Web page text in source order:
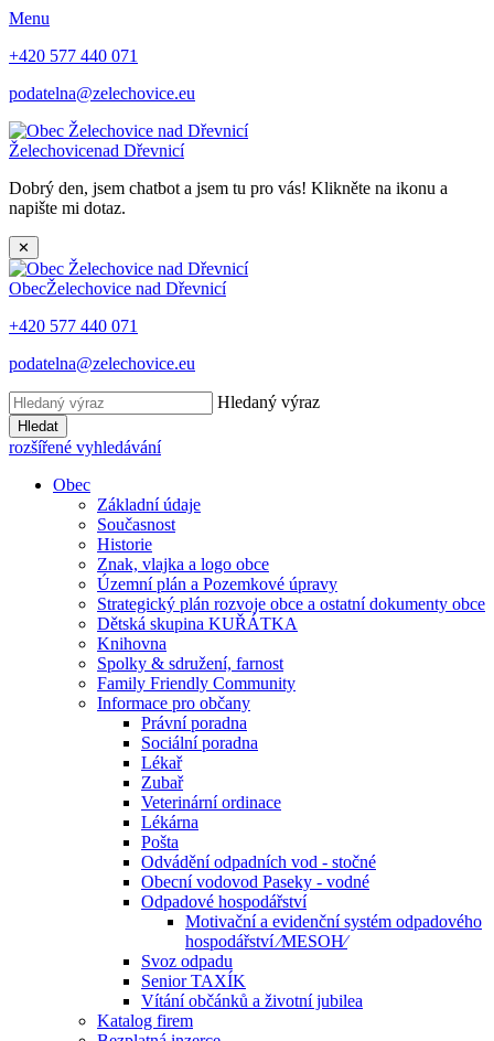
Menu
+420 577 440 071
podatelna@zelechovice.eu
Želechovicenad Dřevnicí
Dobrý den, jsem chatbot a jsem tu pro vás! Klikněte na ikonu a
napište mi dotaz.
✕
ObecŽelechovice nad Dřevnicí
+420 577 440 071
podatelna@zelechovice.eu
Hledaný výraz
Hledat
rozšířené vyhledávání
Obec
Základní údaje
Současnost
Historie
Znak, vlajka a logo obce
Územní plán a Pozemkové úpravy
Strategický plán rozvoje obce a ostatní dokumenty obce
Dětská skupina KUŘÁTKA
Knihovna
Spolky & sdružení, farnost
Family Friendly Community
Informace pro občany
Právní poradna
Sociální poradna
Lékař
Zubař
Veterinární ordinace
Lékárna
Pošta
Odvádění odpadních vod - stočné
Obecní vodovod Paseky - vodné
Odpadové hospodářství
Motivační a evidenční systém odpadového
hospodářství ⁄MESOH⁄
Svoz odpadu
Senior TAXÍK
Vítání občánků a životní jubilea
Katalog firem